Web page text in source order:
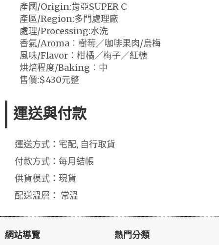
產國/Origin:肯亞SUPER C
產區/Region:多門處理廠
處理/Processing:水洗
香氣/Aroma：樹莓／咖啡果肉/烏梅
風味/Flavor：柑橘／梅子／紅糖
烘焙程度/Baking：中
售價:$430元整
運送與付款
運送方式：宅配, 自行取貨
付款方式：每月結帳
供貨模式：現貨
配送溫層： 常溫
網站導覽 熱門分類